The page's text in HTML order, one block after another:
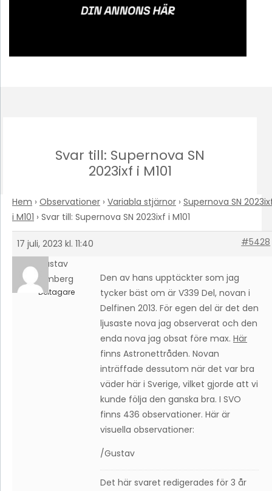
Svar till: Supernova SN
2023ixf i M101
Hem › Observationer › Variabla stjärnor › Supernova SN
i M101 › Svar till: Supernova SN 2023ixf i M101
17 juli, 2023 kl. 11:40
#5428
Gustav
Holmberg
Deltagare
Den av hans upptäckter som jag
tycker bäst om är V339 Del, novan i
Delfinen 2013. För egen del är det den
ljusaste nova jag observerat och den
enda nova jag obsat före max. Här
finns Astronettråden. Novan
inträffade dessutom när det var bra
väder här i Sverige, vilket gjorde att vi
kunde följa den ganska bra. I SVO
finns 436 observationer. Här är
visuella observationer:
/Gustav
Det här svaret redigerades för 3 år